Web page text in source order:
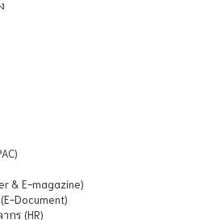
& E-magazine)
Document)
กร (HR)